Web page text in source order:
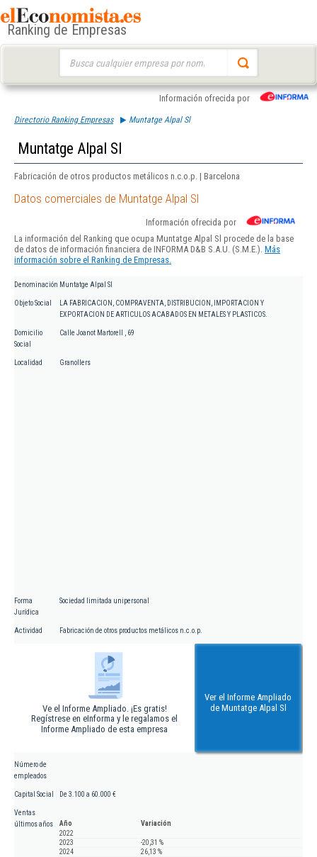
Ranking de Empresas
Información ofrecida por
Directorio Ranking Empresas Muntatge Alpal Sl
Muntatge Alpal Sl
Fabricación de otros productos metálicos n.c.o.p. | Barcelona
Datos comerciales de Muntatge Alpal Sl
Información ofrecida por
La información del Ranking que ocupa Muntatge Alpal Sl procede de la base
de datos de información financiera de INFORMA D&B S.A.U. (S.M.E.). Más
información sobre el Ranking de Empresas.
Denominación Muntatge Alpal Sl
Objeto Social
LA FABRICACION, COMPRAVENTA, DISTRIBUCION, IMPORTACION Y
EXPORTACION DE ARTICULOS ACABADOS EN METALES Y PLASTICOS.
Domicilio
Social
Calle Joanot Martorell , 69
Localidad Granollers
Forma
Jurídica
Sociedad limitada unipersonal
Actividad Fabricación de otros productos metálicos n.c.o.p.
Ve el Informe Ampliado. ¡Es gratis!
Regístrese en eInforma y le regalamos el
Informe Ampliado de esta empresa
Ver el Informe Ampliado
de Muntatge Alpal Sl
Número de
empleados
Capital Social De 3.100 a 60.000 €
Ventas
últimos años
Año
Variación
2022
2023
-20,31 %
2024
26,13 %